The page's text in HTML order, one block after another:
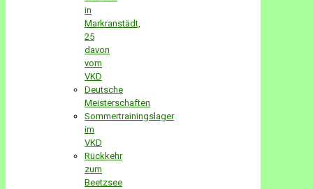
in
Markranstädt,
25
davon
vom
VKD
Deutsche
Meisterschaften
Sommertrainingslager
im
VKD
Rückkehr
zum
Beetzsee